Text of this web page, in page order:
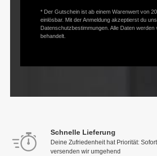
* Der Gutschein ist ab einem Warenwert von
einlösbar. Mit der Anmeldung akzeptierst du
Datenschutzbestimmungen. Alle Daten werden
behandelt.
Schnelle Lieferung
Deine Zufriedenheit hat Priorität:
versenden wir umgehend